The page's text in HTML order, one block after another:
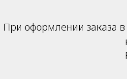
При оформлении заказа